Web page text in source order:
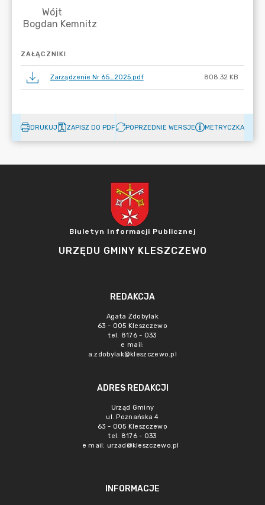
ZAŁĄCZNIKI
Zarządzenie Nr 65_2025.pdf 808.32 KB
DRUKUJ ZAPISZ DO PDF POPRZEDNIE WERSJE METRYCZKA
Biuletyn Informacji Publicznej
URZĘDU GMINY KLESZCZEWO
REDAKCJA
Agata Zdobylak
63 - 005 Kleszczewo
tel. 8176 - 033
e mail:
a.zdobylak@kleszczewo.pl
ADRES REDAKCJI
Urząd Gminy
ul. Poznańska 4
63 - 005 Kleszczewo
tel. 8176 - 033
e mail: urzad@kleszczewo.pl
INFORMACJE